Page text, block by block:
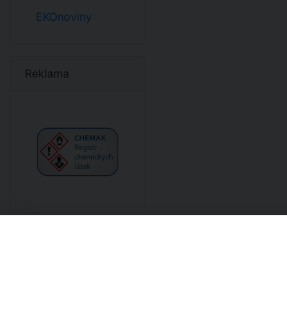
EKOnoviny
Reklama